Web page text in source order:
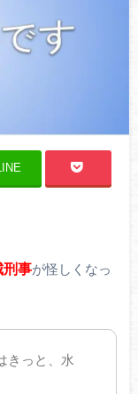
LINE
刑事が怪しくなっ
きっと、水